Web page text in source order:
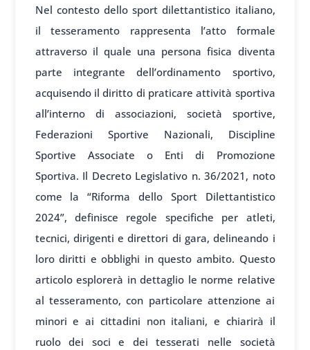
Nel contesto dello sport dilettantistico italiano,
il tesseramento rappresenta l’atto formale
attraverso il quale una persona fisica diventa
parte integrante dell’ordinamento sportivo,
acquisendo il diritto di praticare attività sportiva
all’interno di associazioni, società sportive,
Federazioni Sportive Nazionali, Discipline
Sportive Associate o Enti di Promozione
Sportiva. Il Decreto Legislativo n. 36/2021, noto
come la “Riforma dello Sport Dilettantistico
2024”, definisce regole specifiche per atleti,
tecnici, dirigenti e direttori di gara, delineando i
loro diritti e obblighi in questo ambito. Questo
articolo esplorerà in dettaglio le norme relative
al tesseramento, con particolare attenzione ai
minori e ai cittadini non italiani, e chiarirà il
ruolo dei soci e dei tesserati nelle società